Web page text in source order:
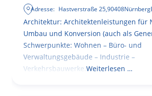
Adresse: Hastverstraße 25,90408Nürnberg
Architektur: Architektenleistungen für
Umbau und Konversion (auch als
Schwerpunkte: Wohnen – Büro- und
Verwaltungsgebäude – Industrie –
Verkehrsbauwerke. Weiterlesen …